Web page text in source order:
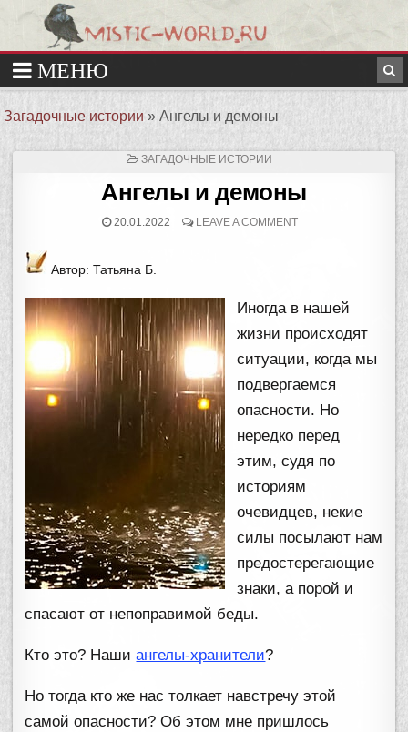
Загадочные истории»Ангелы и демоны
ОПУБЛИКОВАНО
ЗАГАДОЧНЫЕ ИСТОРИИ
Ангелы и демоны
20.01.2022 LEAVE A COMMENT
Автор: Татьяна Б.
Иногда в нашей
жизни происходят
ситуации, когда мы
подвергаемся
опасности. Но
нередко перед
этим, судя по
историям
очевидцев, некие
силы посылают нам
предостерегающие
знаки, а порой и
спасают от непоправимой беды.
Кто это? Нашиангелы-хранители?
Но тогда кто же нас толкает навстречу этой
самой опасности? Об этом мне пришлось